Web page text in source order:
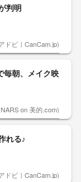
判明
ドビ｜CanCam.jp)
毎朝、メイク映
on 美的.com)
れる♪
ドビ｜CanCam.jp)